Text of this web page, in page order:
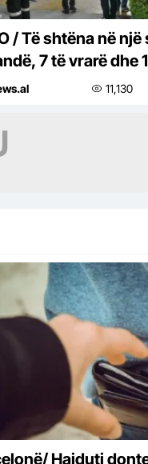
/ Të shtëna në
7 të vrarë dhe
11,130
Hajduti